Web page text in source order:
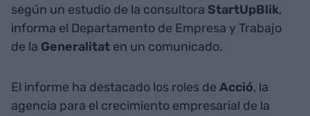
según un estudio de la consultora StartUpBlik,
informa el Departamento de Empresa y Trabajo
de la Generalitat en un comunicado.
El informe ha destacado los roles de Acció, la
agencia para el crecimiento empresarial de la